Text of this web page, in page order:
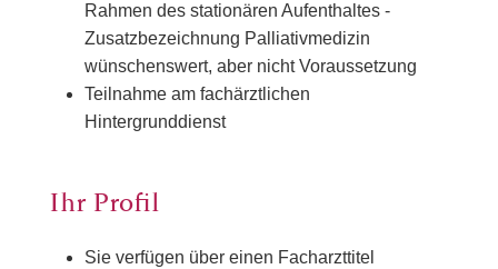
Rahmen des stationären Aufenthaltes -
Zusatzbezeichnung Palliativmedizin
wünschenswert, aber nicht Voraussetzung
Teilnahme am fachärztlichen
Hintergrunddienst
Ihr Profil
Sie verfügen über einen Facharzttitel